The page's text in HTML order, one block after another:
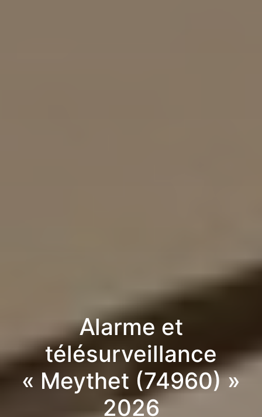
Alarme et
télésurveillance
« Meythet (74960) »
2026